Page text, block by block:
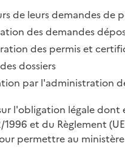
de leurs demandes
des demandes
des permis et
dossiers
par l'administration
l'obligation légale
et du Règlement
permettre au